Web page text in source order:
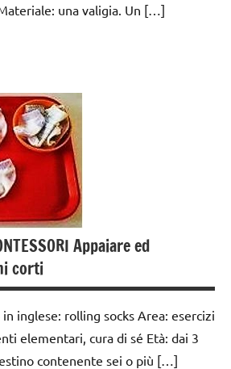
una valigia. Un […]
Appaiare ed
corti
inglese: rolling socks Area: esercizi
elementari, cura di sé Età: dai 3
contenente sei o più […]